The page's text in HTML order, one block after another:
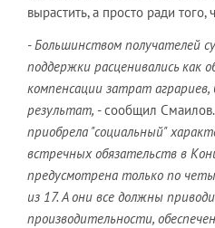
вырастить, а просто ради того,
- Большинством получателей
поддержки расценивались как
компенсации затрат
результат, - сообщил Смаилов.
приобрела "социальный"
встречных обязательств в
предусмотрена только по
из 17. А они все должны
производительности,